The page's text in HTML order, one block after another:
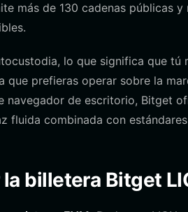
más de 130 cadenas públicas
lo que significa que
que prefieras operar sobre la
navegador de escritorio, Bitget
fluida combinada con
billetera Bitget